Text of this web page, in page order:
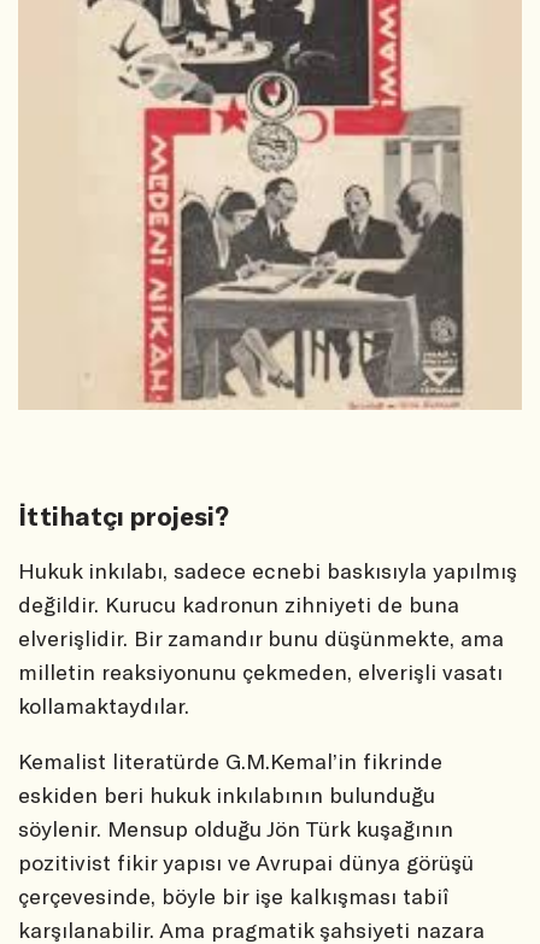
İttihatçı projesi?
Hukuk inkılabı, sadece ecnebi baskısıyla yapılmış
değildir. Kurucu kadronun zihniyeti de buna
elverişlidir. Bir zamandır bunu düşünmekte, ama
milletin reaksiyonunu çekmeden, elverişli vasatı
kollamaktaydılar.
Kemalist literatürde G.M.Kemal’in fikrinde
eskiden beri hukuk inkılabının bulunduğu
söylenir. Mensup olduğu Jön Türk kuşağının
pozitivist fikir yapısı ve Avrupai dünya görüşü
çerçevesinde, böyle bir işe kalkışması tabiî
karşılanabilir. Ama pragmatik şahsiyeti nazara